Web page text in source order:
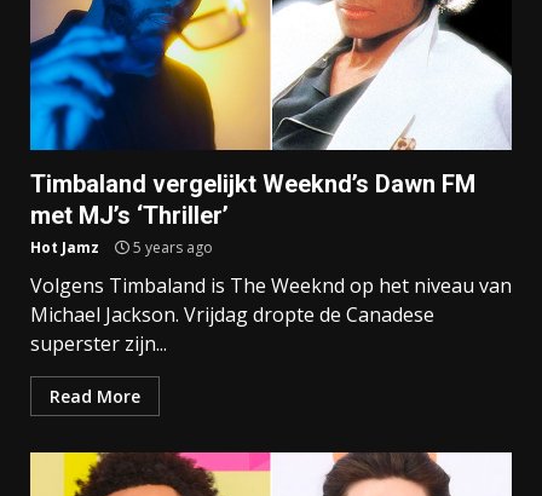
Timbaland vergelijkt Weeknd’s Dawn FM
met MJ’s ‘Thriller’
Hot Jamz 5 years ago
Volgens Timbaland is The Weeknd op het niveau van
Michael Jackson. Vrijdag dropte de Canadese
superster zijn...
Read More